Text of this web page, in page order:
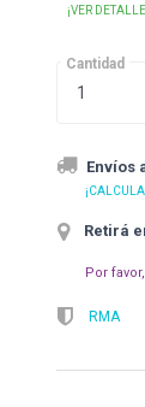
¡VER
Cantidad
Envíos
Retirá
Por
RMA